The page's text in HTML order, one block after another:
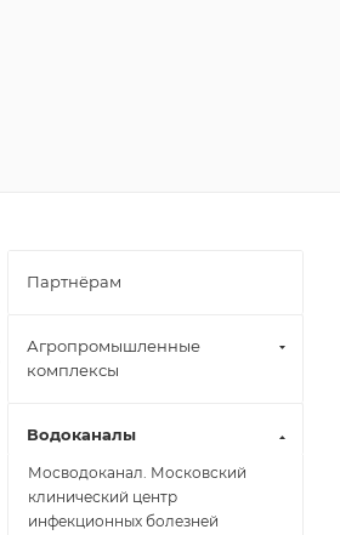
Партнёрам
Агропромышленные
комплексы
Водоканалы
Мосводоканал. Московский
клинический центр
инфекционных болезней